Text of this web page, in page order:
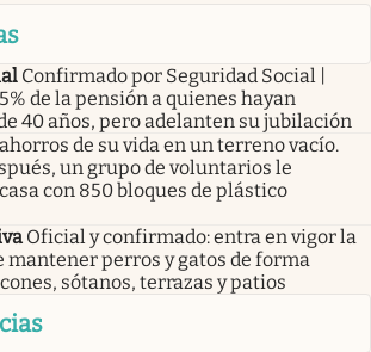
Confirmado por Seguridad Social |
de la pensión a quienes hayan
40 años, pero adelanten su jubilación
de su vida en un terreno vacío.
un grupo de voluntarios le
con 850 bloques de plástico
Oficial y confirmado: entra en vigor la
mantener perros y gatos de forma
sótanos, terrazas y patios